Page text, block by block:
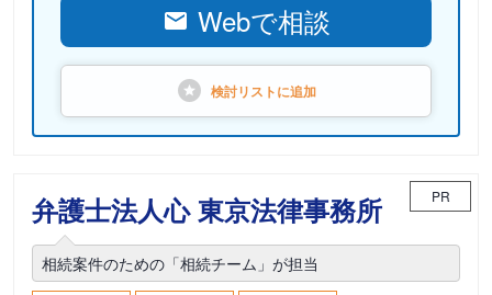
Webで相談
検討リストに追加
弁護士法人心 東京法律事務所 PR
相続案件のための「相続チーム」が担当